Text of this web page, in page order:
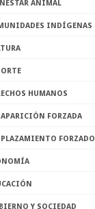
ANIMAL
INDÍGENAS
HUMANOS
FORZADA
FORZADO
Y SOCIEDAD